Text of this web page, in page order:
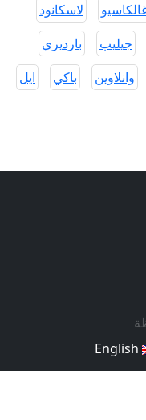
لاسكانود
جيليب
بارديري
وانلاوين باكي
ايل